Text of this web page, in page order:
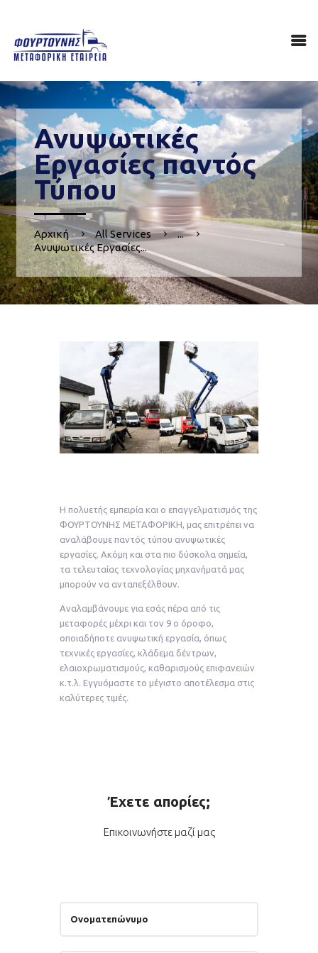
Ανυψωτικές
Εργασίες παντός
Τύπου
Αρχική All Services
...
Ανυψωτικές Εργασίες...
ΑΡΧΙΚΉ
ΥΠΗΡΕΣΊΕΣ
ΕΠΙΚΟΙΝΩΝΊΑ
Η πολυετής εμπειρία και ο επαγγελματισμός της
ΦΟΥΡΤΟΥΝΗΣ ΜΕΤΑΦΟΡΙΚΗ, μας επιτρέπει να
αναλάβουμε παντός τύπου ανυψωτικές
εργασίες. Ακόμη και στα πιο δύσκολα σημεία,
τα τελευταίας τεχνολογίας μηχανήματά μας
μπορούν να ανταπεξέλθουν.
Αναλαμβάνουμε για εσάς πέρα από τις
μεταφορές μέχρι και τον 9 ο όροφο,
οποιαδήποτε ανυψωτική εργασία, όπως
τεχνικές εργασίες, κλάδεμα δέντρων,
ελαιοχρωματισμούς, καθαρισμούς επιφανειών
κ.τ.λ. Εγγυόμαστε το μέγιστο αποτέλεσμα στις
καλύτερες τιμές.
Έχετε απορίες;
Επικοινωνήστε μαζί μας